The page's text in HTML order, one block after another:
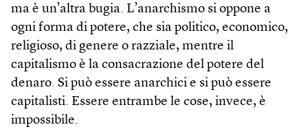
ma è un’altra bugia. L’anarchismo si oppone a
ogni forma di potere, che sia politico, economico,
religioso, di genere o razziale, mentre il
capitalismo è la consacrazione del potere del
denaro. Si può essere anarchici e si può essere
capitalisti. Essere entrambe le cose, invece, è
impossibile.